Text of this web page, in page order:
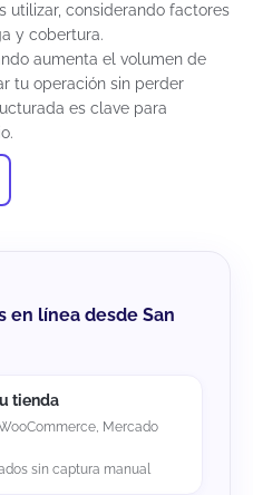
utilizar, considerando factores
y cobertura.
aumenta el volumen de
tu operación sin perder
es clave para
en línea desde San
tienda
Mercado
sin captura manual